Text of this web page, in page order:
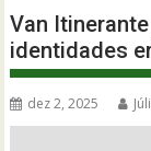
Van
identidades
dez 2, 2025